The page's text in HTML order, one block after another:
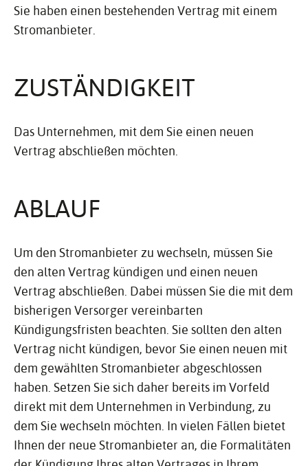
Sie haben einen bestehenden Vertrag mit einem
Stromanbieter.
ZUSTÄN­DIG­KEIT
Das Unternehmen, mit dem Sie einen neuen
Vertrag abschließen möchten.
ABLAUF
Um den Stromanbieter zu wechseln, müssen Sie
den alten Vertrag kündigen und einen neuen
Vertrag abschließen. Dabei müssen Sie die mit dem
bisherigen Versorger vereinbarten
Kündigungsfristen beachten. Sie sollten den alten
Vertrag nicht kündigen, bevor Sie einen neuen mit
dem gewählten Stromanbieter abgeschlossen
haben. Setzen Sie sich daher bereits im Vorfeld
direkt mit dem Unternehmen in Verbindung, zu
dem Sie wechseln möchten. In vielen Fällen bietet
Ihnen der neue Stromanbieter an, die Formalitäten